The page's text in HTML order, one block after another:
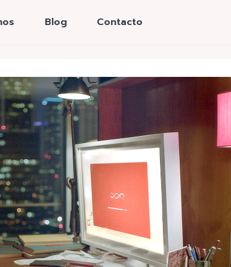
Blog Contacto